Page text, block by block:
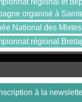
organisé à
National des Mixtes
régional
à la